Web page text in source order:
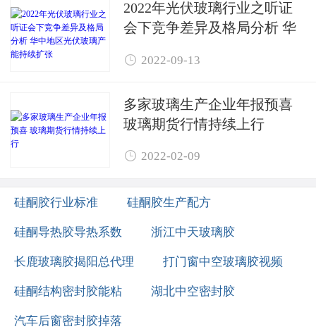
2022年光伏玻璃行业之听证
会下竞争差异及格局分析 华
张
 2022-09-13
多家玻璃生产企业年报预喜 ​
玻璃期货行情持续上行
 2022-02-09
硅酮胶行业标准 硅酮胶生产配方
硅酮导热胶导热系数 浙江中天玻璃胶
长鹿玻璃胶揭阳总代理 打门窗中空玻璃胶视频
硅酮结构密封胶能粘 湖北中空密封胶
汽车后窗密封胶掉落